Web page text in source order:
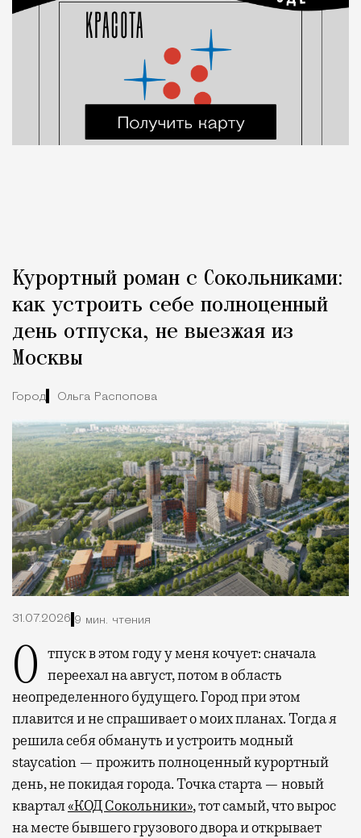
Курортный роман с Сокольниками:
как устроить себе полноценный
день отпуска, не выезжая из
Москвы
Город Ольга Распопова
31.07.2026 9 мин. чтения
Отпуск в этом году у меня кочует: сначала переехал на август, потом в область
неопределенного будущего. Город при этом
плавится и не спрашивает о моих планах. Тогда я
решила себя обмануть и устроить модный
staycation — прожить полноценный курортный
день, не покидая города. Точка старта — новый
квартал«КОД Сокольники», тот самый, что вырос
на месте бывшего грузового двора и открывает